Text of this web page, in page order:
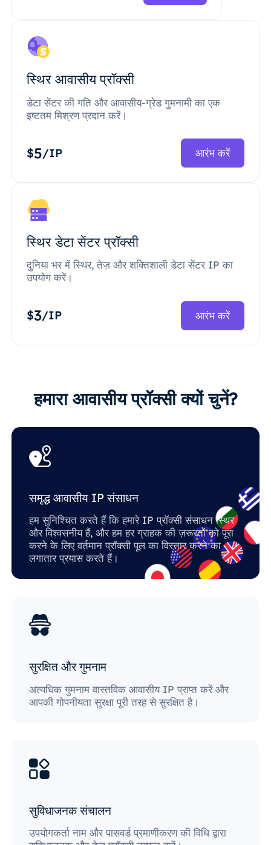
स्थिर आवासीय प्रॉक्सी
डेटा सेंटर की गति और आवासीय-ग्रेड गुमनामी का एक
इष्टतम मिश्रण प्रदान करें।
$5/IP आरंभ करें
स्थिर डेटा सेंटर प्रॉक्सी
दुनिया भर में स्थिर, तेज़ और शक्तिशाली डेटा सेंटर IP का
उपयोग करें।
$3/IP आरंभ करें
हमारा आवासीय प्रॉक्सी क्यों चुनें?
समृद्ध आवासीय IP संसाधन
हम सुनिश्चित करते हैं कि हमारे IP प्रॉक्सी संसाधन स्थिर
और विश्वसनीय हैं, और हम हर ग्राहक की ज़रूरतों को पूरा
करने के लिए वर्तमान प्रॉक्सी पूल का विस्तार करने का
लगातार प्रयास करते हैं।
सुरक्षित और गुमनाम
अत्यधिक गुमनाम वास्तविक आवासीय IP प्राप्त करें और
आपकी गोपनीयता सुरक्षा पूरी तरह से सुरक्षित है।
सुविधाजनक संचालन
उपयोगकर्ता नाम और पासवर्ड प्रमाणीकरण की विधि द्वारा